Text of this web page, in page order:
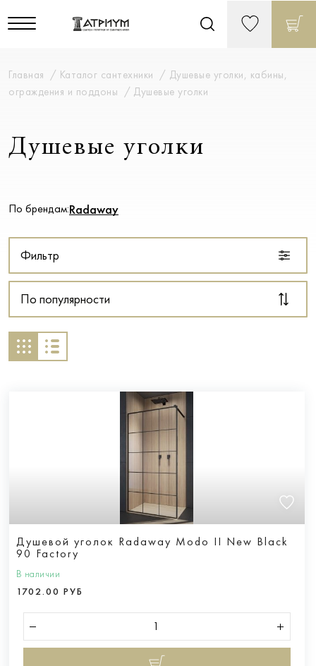
Главная Каталог сантехники
Душевые уголки, кабины,
ограждения и поддоны
Душевые уголки
Душевые уголки
По брендам:Radaway
Фильтр
По популярности
Душевой уголок Radaway Modo II New Black
90 Factory
В наличии
1702.00 РУБ